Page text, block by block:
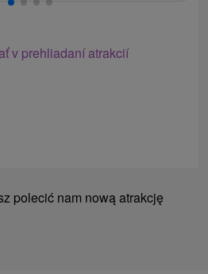
v prehliadaní atrakcií
polecić nam nową atrakcję